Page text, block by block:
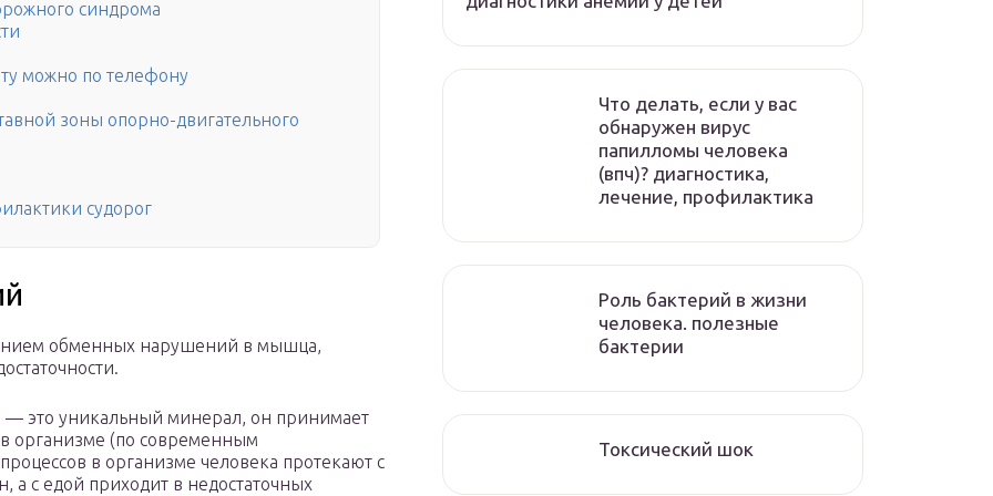
синдрома
можно по телефону
зоны опорно-двигательного
судорог
обменных нарушений в мышца,
— это уникальный минерал, он принимает
в организме (по современным
в организме человека протекают с
а с едой приходит в недостаточных
Что делать, если у вас
обнаружен вирус
папилломы человека
(впч)? диагностика,
лечение, профилактика
Роль бактерий в жизни
человека. полезные
бактерии
Токсический шок